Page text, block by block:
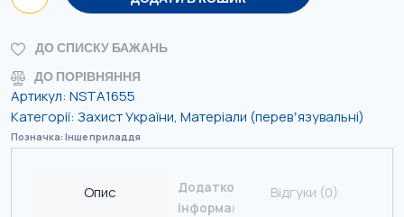
ДО СПИСКУ БАЖАНЬ
ДО ПОРІВНЯННЯ
Артикул: NSTA1655
Категорії: Захист України, Матеріали (перевʼязувальні)
Позначка: Інше приладдя
Опис
Додаткова
інформація
Відгуки (0)